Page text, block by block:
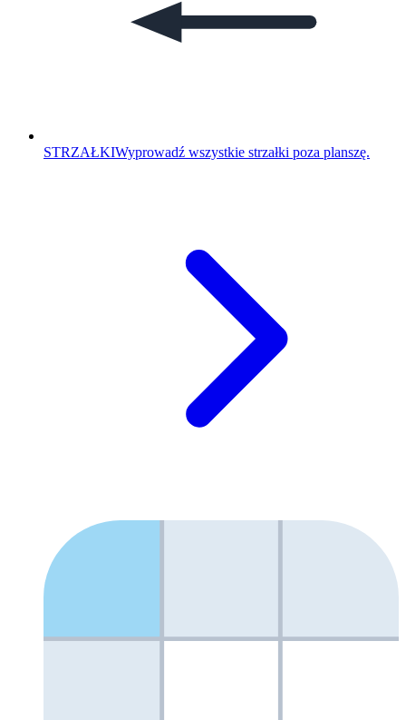
STRZAŁKIWyprowadź wszystkie strzałki poza planszę.